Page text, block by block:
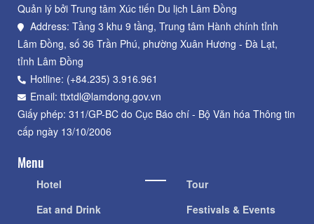
Quản lý bởi Trung tâm Xúc tiến Du lịch Lâm Đồng
Address: Tầng 3 khu 9 tầng, Trung tâm Hành chính tỉnh
Lâm Đồng, số 36 Trần Phú, phường Xuân Hương - Đà Lạt,
tỉnh Lâm Đồng
Hotline: (+84.235) 3.916.961
Email: ttxtdl@lamdong.gov.vn
Giấy phép: 311/GP-BC do Cục Báo chí - Bộ Văn hóa Thông tin
cấp ngày 13/10/2006
Menu
Hotel
Eat and Drink
Tour
Festivals & Events